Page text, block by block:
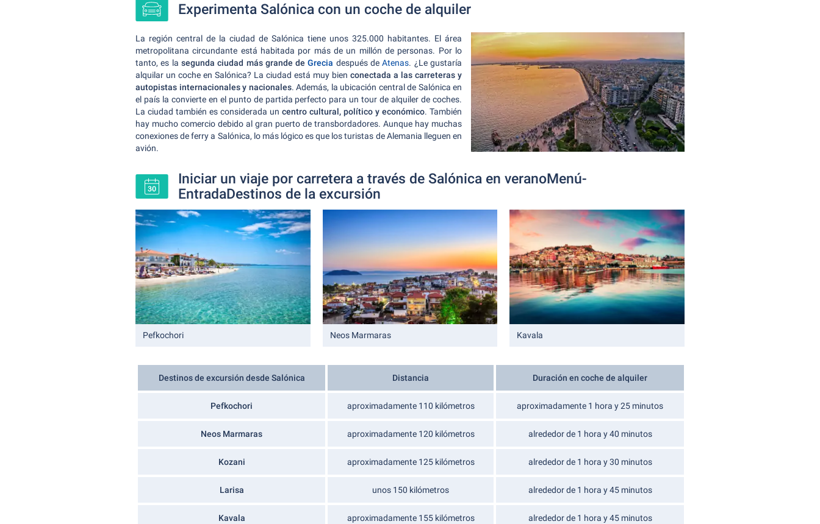
Experimenta Salónica con un coche de alquiler
La región central de la ciudad de Salónica tiene unos 325.000 habitantes. El área
metropolitana circundante está habitada por más de un millón de personas. Por lo
tanto, es la segunda ciudad más grande deGrecia después deAtenas. ¿Le gustaría
alquilar un coche en Salónica? La ciudad está muy bien conectada a las carreteras y
autopistas internacionales y nacionales. Además, la ubicación central de Salónica en
el país la convierte en el punto de partida perfecto para un tour de alquiler de coches.
La ciudad también es considerada un centro cultural, político y económico. También
hay mucho comercio debido al gran puerto de transbordadores. Aunque hay muchas
conexiones de ferry a Salónica, lo más lógico es que los turistas de Alemania lleguen en
avión.
Iniciar un viaje por carretera a través de Salónica en veranoMenú-
EntradaDestinos de la excursión
Pefkochori Neos Marmaras Kavala
Destinos de excursión desde Salónica Distancia Duración en coche de alquiler
Pefkochori aproximadamente 110 kilómetros aproximadamente 1 hora y 25 minutos
Neos Marmaras aproximadamente 120 kilómetros alrededor de 1 hora y 40 minutos
Kozani aproximadamente 125 kilómetros alrededor de 1 hora y 30 minutos
Larisa unos 150 kilómetros alrededor de 1 hora y 45 minutos
Kavala aproximadamente 155 kilómetros alrededor de 1 hora y 45 minutos